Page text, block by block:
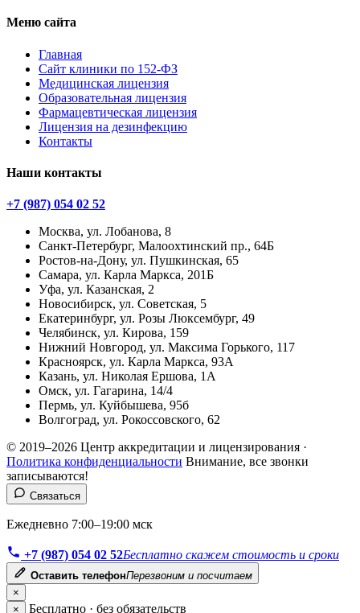
Меню сайта
Главная
Сайт клиники по 152-ФЗ
Медицинская лицензия
Образовательная лицензия
Фармацевтическая лицензия
Лицензия на дезинфекцию
Контакты
Наши контакты
+7 (987) 054 02 52
Москва, ул. Лобанова, 8
Санкт-Петербург, Малоохтинский пр., 64Б
Ростов-на-Дону, ул. Пушкинская, 65
Самара, ул. Карла Маркса, 201Б
Уфа, ул. Казанская, 2
Новосибирск, ул. Советская, 5
Екатеринбург, ул. Розы Люксембург, 49
Челябинск, ул. Кирова, 159
Нижний Новгород, ул. Максима Горького, 117
Красноярск, ул. Карла Маркса, 93А
Казань, ул. Николая Ершова, 1А
Омск, ул. Гагарина, 14/4
Пермь, ул. Куйбышева, 95б
Волгоград, ул. Рокоссовского, 62
© 2019–2026 Центр аккредитации и лицензирования ·
Политика конфиденциальности Внимание, все звонки
записываются!
Связаться
Ежедневно 7:00–19:00 мск
+7 (987) 054 02 52Бесплатно скажем стоимость и сроки
Оставить телефонПерезвоним и посчитаем
×
×
Бесплатно · без обязательств